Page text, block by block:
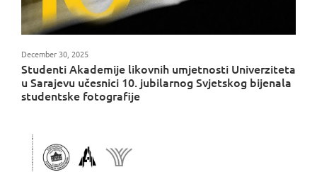
Studenti Akademije likovnih umjetnosti Univerziteta
u Sarajevu učesnici 10. jubilarnog Svjetskog bijenala
studentske fotografije
December 30, 2025